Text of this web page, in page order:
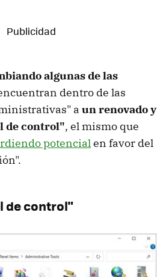
algunas de las
dentro de las
a un renovado y
de control", el mismo que
potencialen favor del
de control"